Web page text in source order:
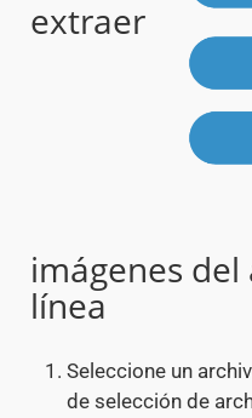
extraer
imágenes del
línea
Seleccione un
de selección de